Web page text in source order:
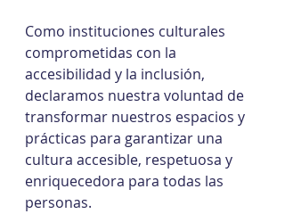
Como instituciones culturales
comprometidas con la
accesibilidad y la inclusión,
declaramos nuestra voluntad de
transformar nuestros espacios y
prácticas para garantizar una
cultura accesible, respetuosa y
enriquecedora para todas las
personas.